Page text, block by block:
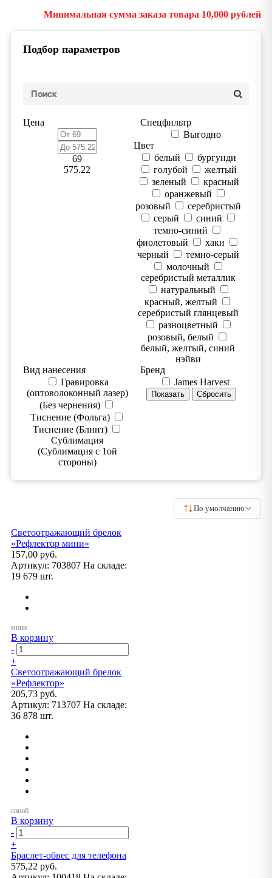
Минимальная сумма заказа товара 10,000 рублей
Подбор параметров
Цена
69
575.22
Спецфильтр
Выгодно
Цвет
белый
бургунди
голубой
желтый
зеленый
красный
оранжевый
розовый
серебристый
серый
синий
темно-синий
фиолетовый
хаки
черный
темно-серый
молочный
серебристый металлик
натуральный
красный, желтый
серебристый глянцевый
разноцветный
розовый, белый
белый, желтый, синий
нэйви
Бренд
James Harvest
Вид нанесения
Гравировка
(оптоволоконный лазер)
(Без чернения)
Тиснение (Фольга)
Тиснение (Блинт)
Сублимация
(Сублимация с 1ой
стороны)
По умолчанию
Светоотражающий брелок
«Рефлектор мини»
157,00 руб.
Артикул: 703807 На складе:
19 679 шт.
В корзину
-
+
Светоотражающий брелок
«Рефлектор»
205,73 руб.
Артикул: 713707 На складе:
36 878 шт.
В корзину
-
+
Браслет-обвес для телефона
575,22 руб.